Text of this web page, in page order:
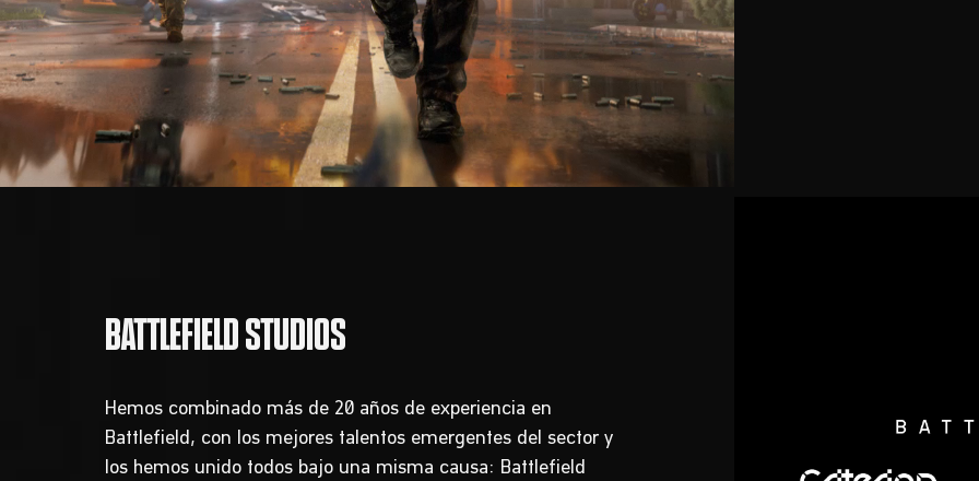
Hemos combinado más de 20 años de experiencia en
Battlefield, con los mejores talentos emergentes del sector y
los hemos unido todos bajo una misma causa: Battlefield